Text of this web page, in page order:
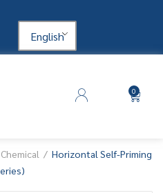
English
0
Horizontal Self-Priming